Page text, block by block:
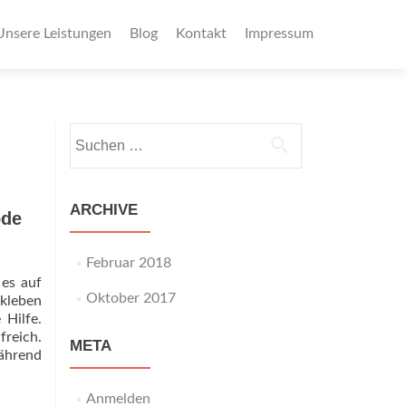
Leistungen Blog Kontakt Impressum
auf
Hilfe.
nach:
ARCHIVE
Februar 2018
Oktober 2017
META
Anmelden